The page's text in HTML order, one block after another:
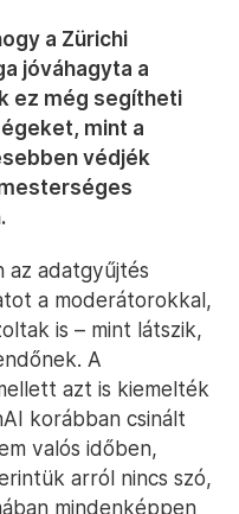
a Zürichi
jóváhagyta a
ez még segítheti
mint a
védjék
az adatgyűjtés
a moderátorokkal,
is – mint látszik,
A
azt is kiemelték
korábban csinált
valós időben,
arról nincs szó,
mindenképpen